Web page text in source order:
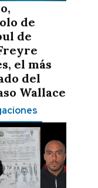
de
de
el más
del
Wallace